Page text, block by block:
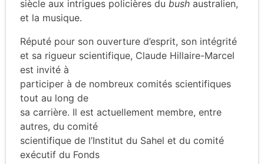
siècle aux intrigues policières du bush australien,
et la musique.
Réputé pour son ouverture d’esprit, son intégrité
et sa rigueur scientifique, Claude Hillaire-Marcel
est invité à
participer à de nombreux comités scientifiques
tout au long de
sa carrière. Il est actuellement membre, entre
autres, du comité
scientifique de l’Institut du Sahel et du comité
exécutif du Fonds